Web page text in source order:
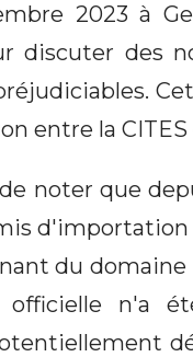
2023 à
discuter des
entre la
noter que
d'importation
du
officielle n'a